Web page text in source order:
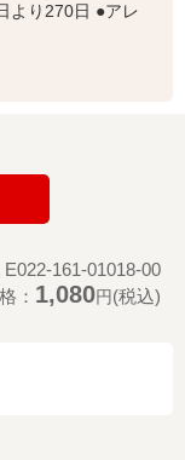
より270日 ●アレ
161-01018-00
： 1,080円(税込)